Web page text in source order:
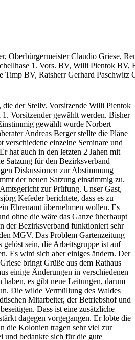
Oberbürgermeister Claudio Griese,
1. Vors. BV, Willi Pientok
Timp BV, Ratsherr Gerhard Paschwitz
der Stellv. Vorsitzende Willi Pientok
Vorsitzender gewählt werden. Bisher
gewählt wurde Norbert
Andreas Berger stellte die Pläne
verschiedene einzelne Seminare und
hat auch in den letzten 2 Jahen mit
Satzung für den Bezirksverband
Diskussionen zur Abstimmung
der neuen Satzung einstimmig zu.
zur Prüfung. Unser Gast,
Kefeder berichtete, dass es zu
Ehrenamt übernehmen wollen. Es
ohne die wäre das Ganze überhaupt
der Bezirksverband funktioniert sehr
MGV. Das Problem Gartenzeitung
gelöst sein, die Arbeitsgruppe ist auf
Es wird sich aber einiges ändern. Der
bringt Grüße aus dem Rathaus
einige Änderungen in verschiedenen
haben, es gibt neue Leitungen, darum
Die wilde Vermüllung des Waldes
Mitarbeiter, der Betriebshof und
Dass ist eine zusätzliche
dagegen vorgegangen. Er lobte die
die Kolonien tragen sehr viel zur
und bedankte sich für die gute